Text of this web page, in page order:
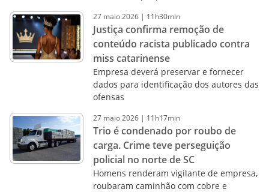
27 maio2026 | 11h30min
Justiça confirma remoção de
conteúdo racista publicado contra
miss catarinense
Empresa deverá preservar e fornecer
dados para identificação dos autores das
ofensas
27 maio2026 | 11h17min
Trio é condenado por roubo de
carga. Crime teve perseguição
policial no norte de SC
Homens renderam vigilante de empresa,
roubaram caminhão com cobre e